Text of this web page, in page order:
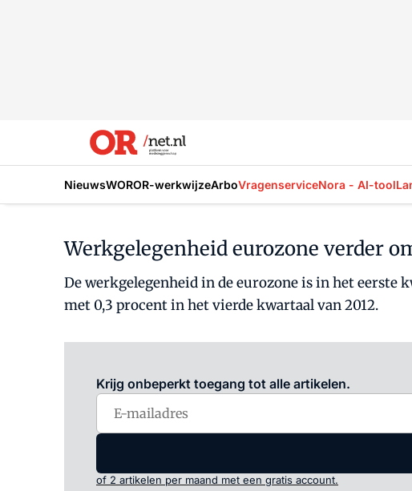
NieuwsWOROR-werkwijzeArboVragenserviceNora - AI-tool
Werkgelegenheid eurozone verder
De werkgelegenheid in de eurozone is in het eerste
met 0,3 procent in het vierde kwartaal van 2012.
Krijg onbeperkt toegang tot alle artikelen.
of 2 artikelen per maand met een gratis account.